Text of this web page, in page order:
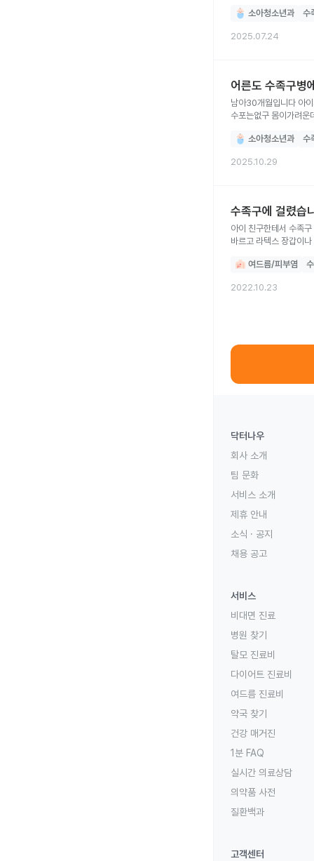
소아청소년과
수
2025.07.24
어른도 수족구병
남아30개월입니다 아
수포는없구 몸이가려운
소아청소년과 수
2025.10.29
수족구에 걸렸습
아이 친구한테서 수족구 옮아서 지금 12일차 됐습니다
여드름/피부염
2022.10.23
닥터나우
회사 소개
팀 문화
서비스 소개
제휴 안내
소식 · 공지
채용 공고
서비스
비대면 진료
병원 찾기
탈모 진료비
다이어트 진료비
여드름 진료비
약국 찾기
건강 매거진
1분 FAQ
실시간 의료상담
의약품 사전
질환백과
고객센터